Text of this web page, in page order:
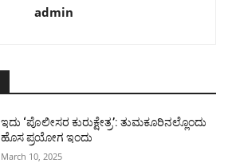
admin
ಇದು ‘ಪೊಲೀಸರ ಕುರುಕ್ಷೇತ್ರ’: ತುಮಕೂರಿನಲ್ಲೊಂದು
ಹೊಸ ಪ್ರಯೋಗ ಇಂದು
March 10, 2025